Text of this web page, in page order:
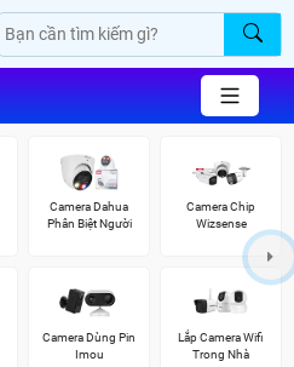
Camera Dahua
Phân Biệt Người
Camera Chip
Wizsense
Camera Dùng Pin
Imou
Lắp Camera Wifi
Trong Nhà